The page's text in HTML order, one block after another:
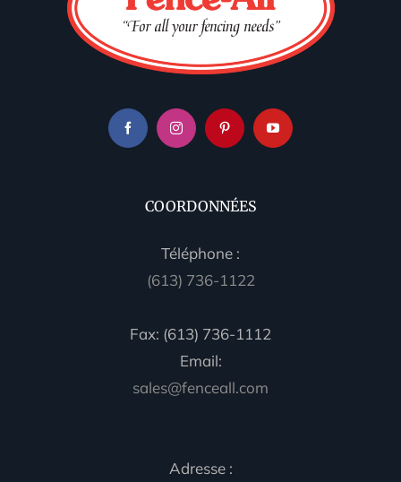
COORDONNÉES
Téléphone :
(613) 736-1122
Fax: (613) 736-1112
Email:
sales@fenceall.com
Adresse :